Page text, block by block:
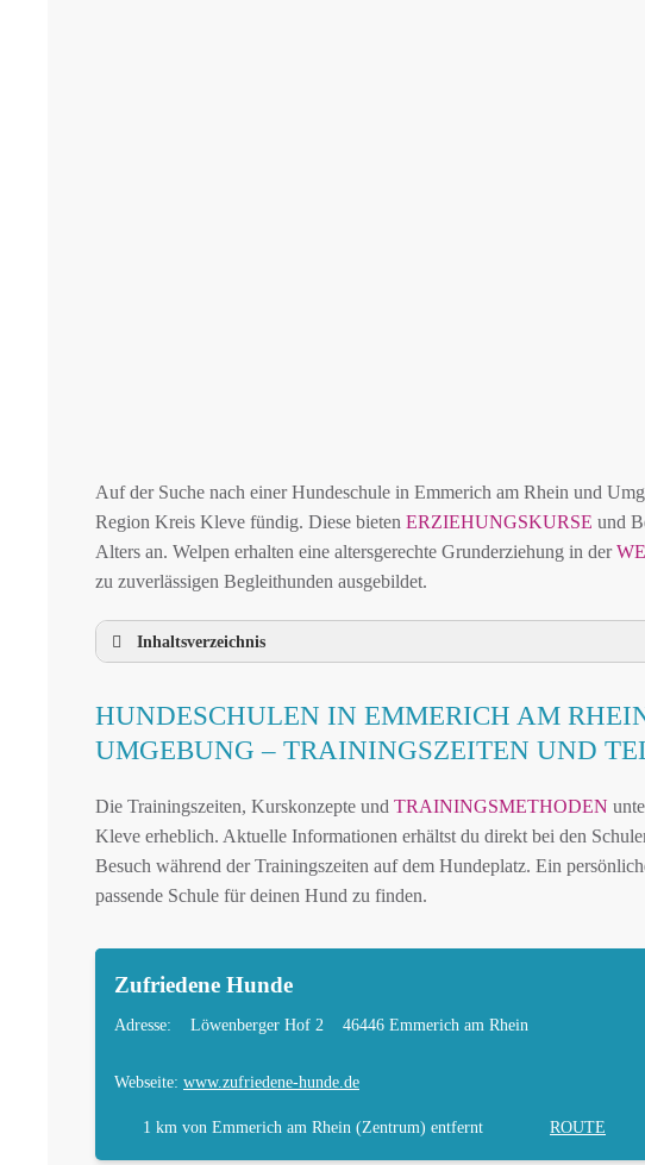
Auf der Suche nach einer Hundeschule in Emmerich am Rhein und
Region Kreis Kleve fündig. Diese bieten ERZIEHUNGSKURSE und
Alters an. Welpen erhalten eine altersgerechte Grunderziehung in der
zu zuverlässigen Begleithunden ausgebildet.
Inhaltsverzeichnis
HUNDESCHULEN IN EMMERICH AM RHEIN UND
MOBILE HUNDETRAINER IN EMMERICH AM RHEIN
LEINENPFLICHT UND HUNDEGESETZE IN
HUNDEFREUNDLICHE ORTE UND
HUNDEFÜHRERSCHEIN FÜR DIE REGION KREIS
HÄUFIGE FRAGEN ZUR HUNDESCHULE IN
TIERARZT UND NOTFALLTIERARZT IN EMMERICH
HUNDESCHULEN IN EMMERICH AM
UMGEBUNG – TRAININGSZEITEN UND
Die Trainingszeiten, Kurskonzepte und TRAININGSMETHODEN
Kleve erheblich. Aktuelle Informationen erhältst du direkt bei den
Besuch während der Trainingszeiten auf dem Hundeplatz. Ein
passende Schule für deinen Hund zu finden.
Zufriedene Hunde
Adresse: Löwenberger Hof 2 46446 Emmerich am Rhein
Webseite: www.zufriedene-hunde.de
1 km von Emmerich am Rhein (Zentrum) entfernt ROUTE